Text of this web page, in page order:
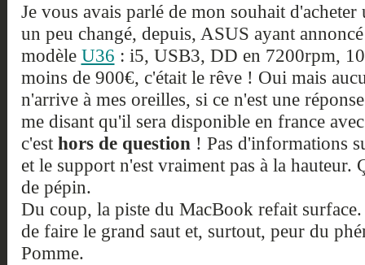
Je vous avais parlé de mon souhait
un peu changé, depuis, ASUS ayant
modèle U36 : i5, USB3, DD en 7200rpm,
moins de 900€, c'était le rêve ! Oui mais
n'arrive à mes oreilles, si ce n'est une
me disant qu'il sera disponible en france
c'esthors de question! Pas d'informations
et le support n'est vraiment pas à la hauteur.
de pépin.
Du coup, la piste du MacBook refait
de faire le grand saut et, surtout, peur du
Pomme.